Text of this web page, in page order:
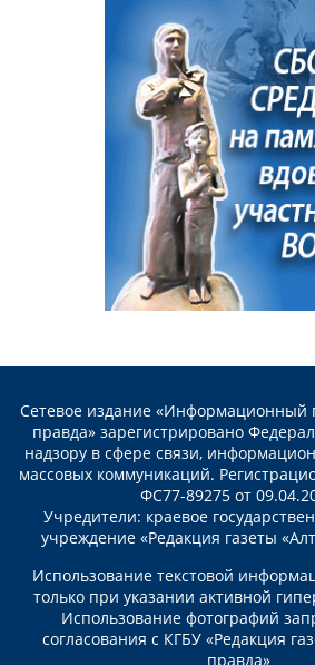
Сетевое издание «Информационный
правда» зарегистрировано
надзору в сфере связи,
массовых коммуникаций.
ФС77-89275 от
Учредители: краевое
учреждение «Редакция газеты
Использование текстовой
только при указании активной
Использование фотографий
согласования с КГБУ «Редакция
правда»